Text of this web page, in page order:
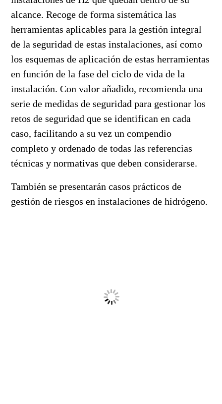
alcance. Recoge de forma sistemática las
herramientas aplicables para la gestión integral
de la seguridad de estas instalaciones, así como
los esquemas de aplicación de estas herramientas
en función de la fase del ciclo de vida de la
instalación. Con valor añadido, recomienda una
serie de medidas de seguridad para gestionar los
retos de seguridad que se identifican en cada
caso, facilitando a su vez un compendio
completo y ordenado de todas las referencias
técnicas y normativas que deben considerarse.
También se presentarán casos prácticos de
gestión de riesgos en instalaciones de hidrógeno.